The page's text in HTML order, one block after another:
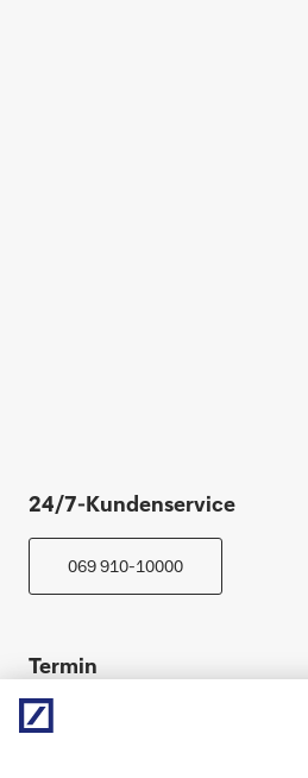
24/7-Kundenservice
069 910-10000
Termin